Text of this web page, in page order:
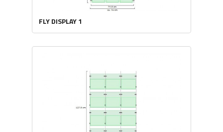
FLY DISPLAY 1